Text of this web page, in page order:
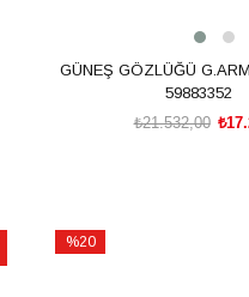
GÜNEŞ GÖZLÜĞÜ
59883352
₺21.532,00
%20